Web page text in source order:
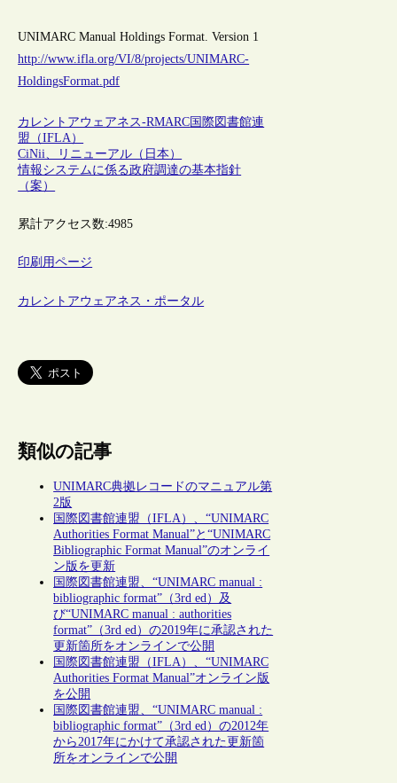
UNIMARC Manual Holdings Format. Version 1
http://www.ifla.org/VI/8/projects/UNIMARC-
HoldingsFormat.pdf
カレントアウェアネス-RMARC国際図書館連
盟（IFLA）
CiNii、リニューアル（日本）
情報システムに係る政府調達の基本指針
（案）
累計アクセス数:4985
印刷用ページ
カレントアウェアネス・ポータル
類似の記事
UNIMARC典拠レコードのマニュアル第
2版
国際図書館連盟（IFLA）、“UNIMARC
Authorities Format Manual”と“UNIMARC
Bibliographic Format Manual”のオンライ
ン版を更新
国際図書館連盟、“UNIMARC manual :
bibliographic format”（3rd ed）及
び“UNIMARC manual : authorities
format”（3rd ed）の2019年に承認された
更新箇所をオンラインで公開
国際図書館連盟（IFLA）、“UNIMARC
Authorities Format Manual”オンライン版
を公開
国際図書館連盟、“UNIMARC manual :
bibliographic format”（3rd ed）の2012年
から2017年にかけて承認された更新箇
所をオンラインで公開